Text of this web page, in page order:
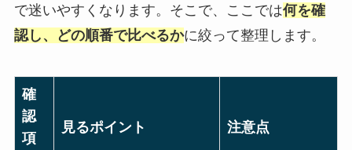
で迷いやすくなります。そこで、ここでは何を確
認し、どの順番で比べるかに絞って整理します。
確
認
項
見るポイント 注意点